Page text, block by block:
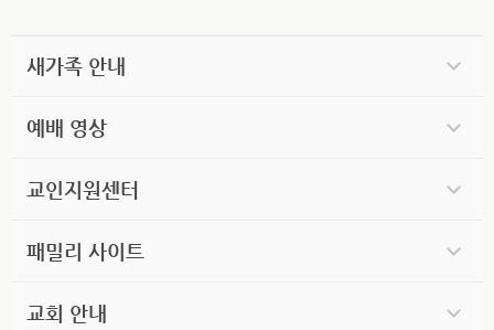
새가족 안내
예배 영상
교인지원센터
패밀리 사이트
교회 안내